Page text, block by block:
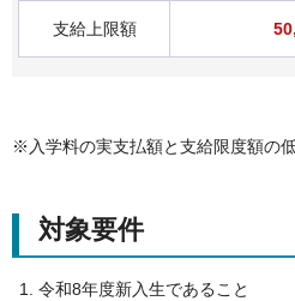
支給上限額
※入学料の実支払額と支給限度額の
対象要件
令和8年度新入生であること